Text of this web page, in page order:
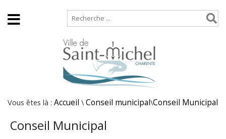
Vous êtes là : Accueil \ Conseil municipal\Conseil Municipal
Conseil Municipal